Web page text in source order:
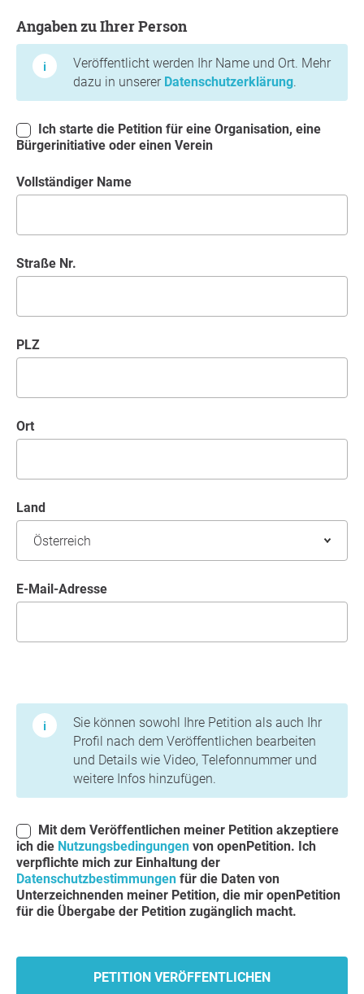
Angaben zu Ihrer Person
Veröffentlicht werden Ihr Name und Ort. Mehr
dazu in unserer Datenschutzerklärung.
Bürgerinitiative oder einen Verein
Vollständiger Name
Straße Nr.
PLZ
Ort
Land
E-Mail-Adresse
Sie können sowohl Ihre Petition als auch Ihr
Profil nach dem Veröffentlichen bearbeiten
und Details wie Video, Telefonnummer und
weitere Infos hinzufügen.
ich die Nutzungsbedingungen von openPetition. Ich
verpflichte mich zur Einhaltung der
Datenschutzbestimmungen für die Daten von
Unterzeichnenden meiner Petition, die mir openPetition
für die Übergabe der Petition zugänglich macht.
PETITION VERÖFFENTLICHEN